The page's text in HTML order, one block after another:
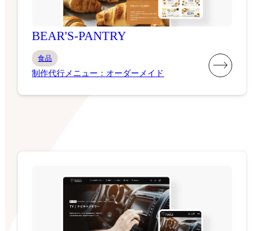
BEAR'S-PANTRY
食品
制作代行メニュー：オーダーメイド